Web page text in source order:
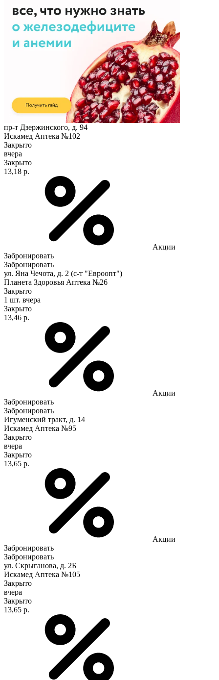
пр-т Дзержинского, д. 94
Искамед Аптека №102
Закрыто
вчера
Закрыто
13,18 р.
Акции
Забронировать
Забронировать
ул. Яна Чечота, д. 2 (с-т "Евроопт")
Планета Здоровья Аптека №26
Закрыто
1 шт. вчера
Закрыто
13,46 р.
Акции
Забронировать
Забронировать
Игуменский тракт, д. 14
Искамед Аптека №95
Закрыто
вчера
Закрыто
13,65 р.
Акции
Забронировать
Забронировать
ул. Скрыганова, д. 2Б
Искамед Аптека №105
Закрыто
вчера
Закрыто
13,65 р.